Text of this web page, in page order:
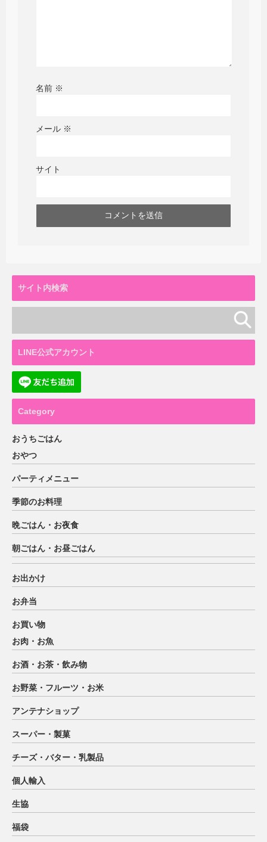
名前 ※
メール ※
サイト
サイト内検索
LINE公式アカウント
Category
おうちごはん
おやつ
パーティメニュー
季節のお料理
晩ごはん・お夜食
朝ごはん・お昼ごはん
お出かけ
お弁当
お買い物
お肉・お魚
お酒・お茶・飲み物
お野菜・フルーツ・お米
アンテナショップ
スーパー・製菓
チーズ・バター・乳製品
個人輸入
生協
福袋